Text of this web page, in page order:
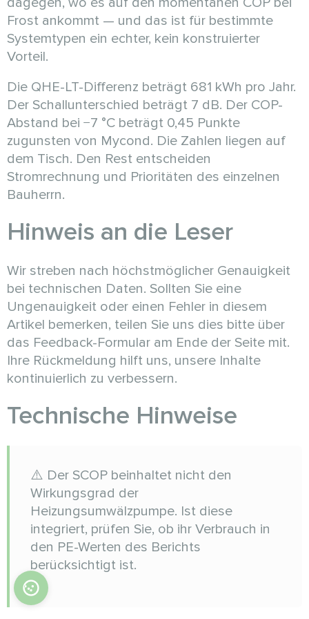
Frost ankommt — und das ist für bestimmte
Systemtypen ein echter, kein konstruierter
Vorteil.
Die QHE-LT-Differenz beträgt 681 kWh pro Jahr.
Der Schallunterschied beträgt 7 dB. Der COP-
Abstand bei −7 °C beträgt 0,45 Punkte
zugunsten von Mycond. Die Zahlen liegen auf
dem Tisch. Den Rest entscheiden
Stromrechnung und Prioritäten des einzelnen
Bauherrn.
Hinweis an die Leser
Wir streben nach höchstmöglicher Genauigkeit
bei technischen Daten. Sollten Sie eine
Ungenauigkeit oder einen Fehler in diesem
Artikel bemerken, teilen Sie uns dies bitte über
das Feedback-Formular am Ende der Seite mit.
Ihre Rückmeldung hilft uns, unsere Inhalte
kontinuierlich zu verbessern.
Technische Hinweise
⚠️ Der SCOP beinhaltet nicht den
Wirkungsgrad der
Heizungsumwälzpumpe. Ist diese
integriert, prüfen Sie, ob ihr Verbrauch in
den PE-Werten des Berichts
berücksichtigt ist.